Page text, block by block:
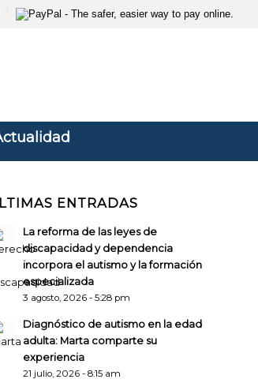
ENTRADAS
La reforma de las leyes de
discapacidad y dependencia
incorpora el autismo y la formación
especializada
3 agosto, 2026 - 5:28 pm
Diagnóstico de autismo en la edad
adulta: Marta comparte su
experiencia
21 julio, 2026 - 8:15 am